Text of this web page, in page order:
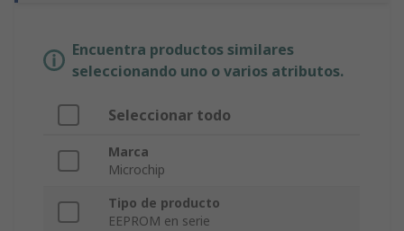
Encuentra productos similares
seleccionando uno o varios atributos.
Seleccionar todo
Marca
Microchip
Tipo de producto
EEPROM en serie